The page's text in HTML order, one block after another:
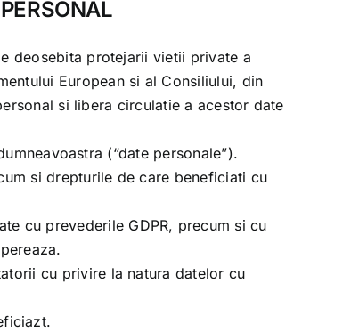
deosebita protejarii vietii private a
European si al Consiliului, din
si libera circulatie a acestor date
(“date personale”).
si drepturile de care beneficiati cu
cu prevederile GDPR, precum si cu
cu privire la natura datelor cu